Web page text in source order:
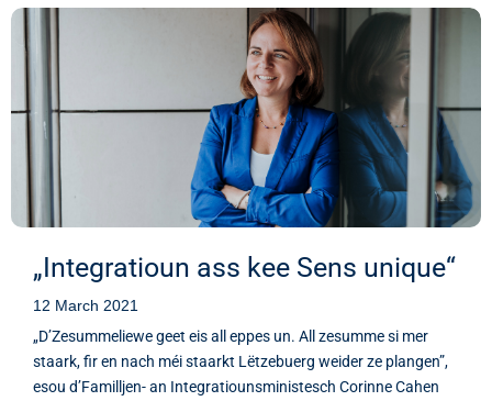
„Integratioun ass kee Sens unique“
12 March 2021
„D’Zesummeliewe geet eis all eppes un. All zesumme si mer
staark, fir en nach méi staarkt Lëtzebuerg weider ze plangen”,
esou d’Familljen- an Integratiounsministesch Corinne Cahen